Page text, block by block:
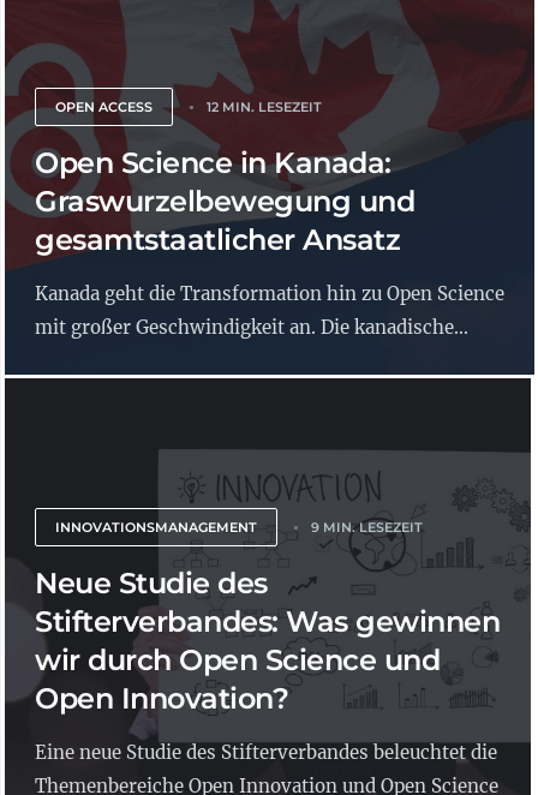
OPEN ACCESS 12 MIN. LESEZEIT
Open Science in Kanada:
Graswurzelbewegung und
gesamtstaatlicher Ansatz
Kanada geht die Transformation hin zu Open Science
mit großer Geschwindigkeit an. Die kanadische...
INNOVATIONSMANAGEMENT 9 MIN. LESEZEIT
Neue Studie des
Stifterverbandes: Was gewinnen
wir durch Open Science und
Open Innovation?
Eine neue Studie des Stifterverbandes beleuchtet die
Themenbereiche Open Innovation und Open Science